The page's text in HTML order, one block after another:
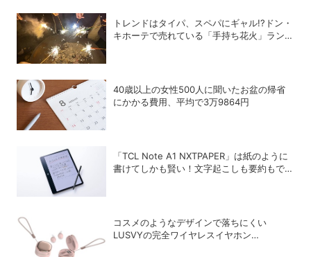
トレンドはタイパ、スペパにギャル!?ドン・
キホーテで売れている「手持ち花火」ランキ
40歳以上の女性500人に聞いたお盆の帰省
にかかる費用、平均で3万9864円
「TCL Note A1 NXTPAPER」は紙のように
書けてしかも賢い！文字起こしも要約もでき
コスメのようなデザインで落ちにくい
LUSVYの完全ワイヤレスイヤホン